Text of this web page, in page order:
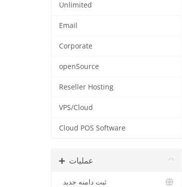
Unlimited
Email
Corporate
openSource
Reseller Hosting
VPS/Cloud
Cloud POS Software
عملیات
ثبت دامنه جدید